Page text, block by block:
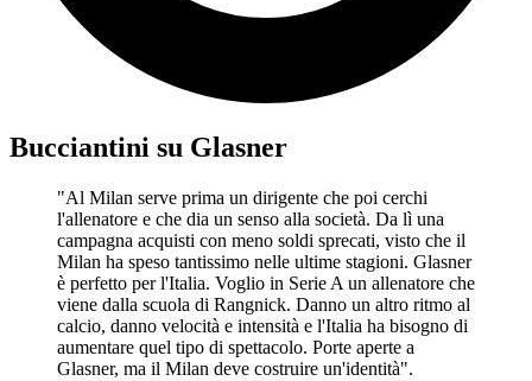
Bucciantini su Glasner
"Al Milan serve prima un dirigente che poi cerchi
l'allenatore e che dia un senso alla società. Da lì una
campagna acquisti con meno soldi sprecati, visto che il
Milan ha speso tantissimo nelle ultime stagioni. Glasner
è perfetto per l'Italia. Voglio in Serie A un allenatore che
viene dalla scuola di Rangnick. Danno un altro ritmo al
calcio, danno velocità e intensità e l'Italia ha bisogno di
aumentare quel tipo di spettacolo. Porte aperte a
Glasner, ma il Milan deve costruire un'identità".